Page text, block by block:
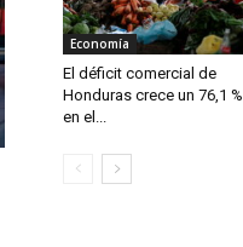
Economía
El déficit comercial de
Honduras crece un 76,1 %
en el...